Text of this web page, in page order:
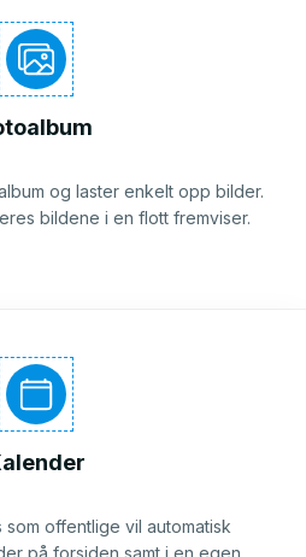
og laster enkelt opp bilder.
bildene i en flott fremviser.
offentlige vil automatisk